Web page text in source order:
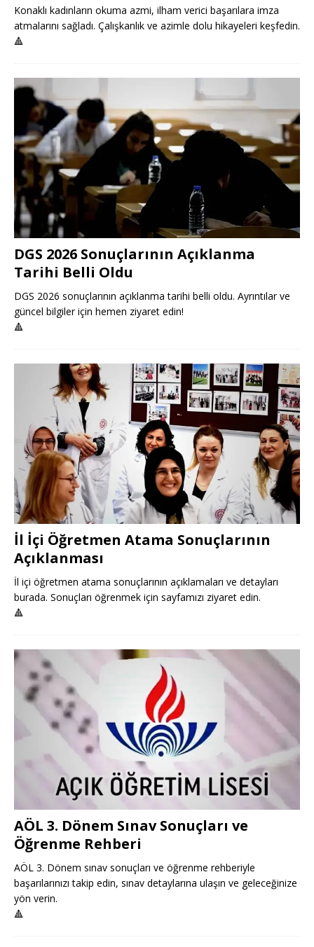
Konaklı kadınların okuma azmi, ilham verici başarılara imza
atmalarını sağladı. Çalışkanlık ve azimle dolu hikayeleri keşfedin.
🔺
DGS 2026 Sonuçlarının Açıklanma
Tarihi Belli Oldu
DGS 2026 sonuçlarının açıklanma tarihi belli oldu. Ayrıntılar ve
güncel bilgiler için hemen ziyaret edin!
🔺
İl İçi Öğretmen Atama Sonuçlarının
Açıklanması
İl içi öğretmen atama sonuçlarının açıklamaları ve detayları
burada. Sonuçları öğrenmek için sayfamızı ziyaret edin.
🔺
AÖL 3. Dönem Sınav Sonuçları ve
Öğrenme Rehberi
AÖL 3. Dönem sınav sonuçları ve öğrenme rehberiyle
başarılarınızı takip edin, sınav detaylarına ulaşın ve geleceğinize
yön verin.
🔺